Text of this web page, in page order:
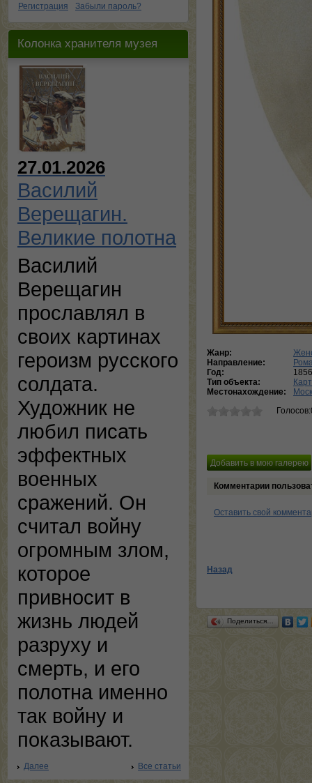
Регистрация
Забыли пароль?
Колонка хранителя музея
27.01.2026
Василий
Верещагин.
Великие полотна
Василий
Верещагин
прославлял в
своих картинах
героизм русского
солдата.
Художник не
любил писать
эффектных
военных
сражений. Он
считал войну
огромным злом,
которое
привносит в
жизнь людей
разруху и
смерть, и его
полотна именно
так войну и
показывают.
Далее Все статьи
Жанр:
Направление:
Год:
1856
Тип объекта:
Местонахождение:
Комментарии
Оставить свой
Назад
Поделиться…